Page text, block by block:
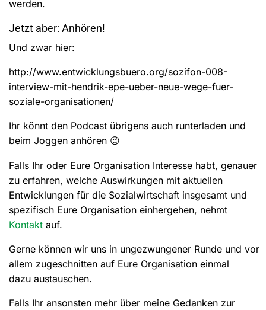
werden.
Jetzt aber: Anhören!
Und zwar hier:
http://www.entwicklungsbuero.org/sozifon-008-
interview-mit-hendrik-epe-ueber-neue-wege-fuer-
soziale-organisationen/
Ihr könnt den Podcast übrigens auch runterladen und
beim Joggen anhören 😉
Falls Ihr oder Eure Organisation Interesse habt, genauer
zu erfahren, welche Auswirkungen mit aktuellen
Entwicklungen für die Sozialwirtschaft insgesamt und
spezifisch Eure Organisation einhergehen, nehmt
Kontakt auf.
Gerne können wir uns in ungezwungener Runde und vor
allem zugeschnitten auf Eure Organisation einmal
dazu austauschen.
Falls Ihr ansonsten mehr über meine Gedanken zur